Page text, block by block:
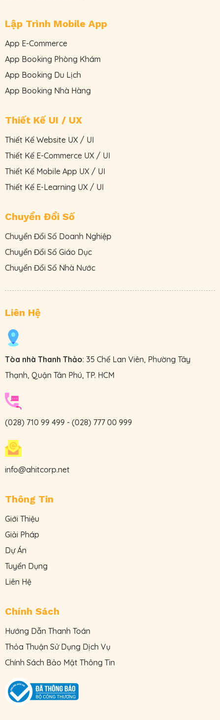
Lập Trình Mobile App
App E-Commerce
App Booking Phòng Khám
App Booking Du Lịch
App Booking Nhà Hàng
Thiết Kế UI / UX
Thiết Kế Website UX / UI
Thiết Kế E-Commerce UX / UI
Thiết Kế Mobile App UX / UI
Thiết Kế E-Learning UX / UI
Chuyển Đổi Số
Chuyển Đổi Số Doanh Nghiệp
Chuyển Đổi Số Giáo Dục
Chuyển Đổi Số Nhà Nước
Liên Hệ
Tòa nhà Thanh Thảo: 35 Chế Lan Viên, Phường Tây
Thạnh, Quận Tân Phú, TP. HCM
(028) 710 99 499 - (028) 777 00 999
info@ahitcorp.net
Thông Tin
Giới Thiệu
Giải Pháp
Dự Án
Tuyển Dụng
Liên Hệ
Chính Sách
Hướng Dẫn Thanh Toán
Thỏa Thuận Sử Dụng Dịch Vụ
Chính Sách Bảo Mật Thông Tin